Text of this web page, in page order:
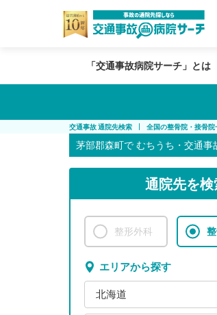
「交通事故病院サーチ」とは
交通事故 通院先検索 全国の整骨院・接骨院
茅部郡森町で むちうち・交通事
通院先を検
整形外科
エリアから探す
北海道